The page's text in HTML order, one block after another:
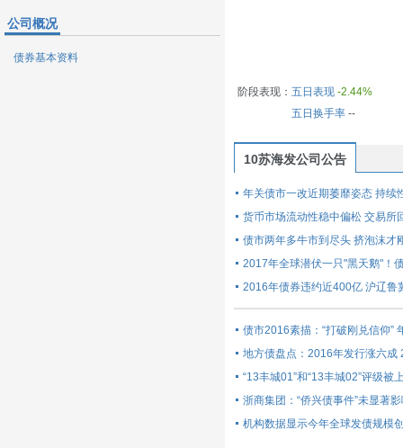
公司概况
债券基本资料
阶段表现： 五日表现 -2.44%
五日换手率--
10苏海发公司公告
年关债市一改近期萎靡姿态 持续
货币市场流动性稳中偏松 交易所
债市两年多牛市到尽头 挤泡沫才
2017年全球潜伏一只"黑天鹅"！
2016年债券违约近400亿 沪辽鲁
债市2016素描：“打破刚兑信仰”
地方债盘点：2016年发行涨六成
“13丰城01”和“13丰城02”评级被
浙商集团：“侨兴债事件”未显著
机构数据显示今年全球发债规模